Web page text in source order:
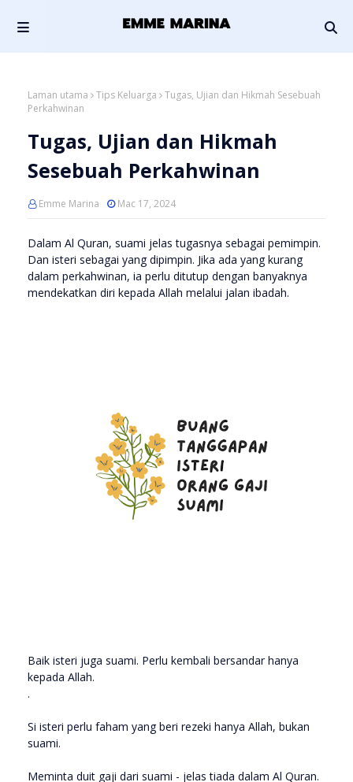
Laman utama Tips Keluarga
Tugas, Ujian dan Hikmah Sesebuah
Perkahwinan
Tugas, Ujian dan Hikmah
Sesebuah Perkahwinan
Emme Marina Mac 17, 2024
Dalam Al Quran, suami jelas tugasnya sebagai pemimpin.
Dan isteri sebagai yang dipimpin. Jika ada yang kurang
dalam perkahwinan, ia perlu ditutup dengan banyaknya
mendekatkan diri kepada Allah melalui jalan ibadah.
Baik isteri juga suami. Perlu kembali bersandar hanya
kepada Allah.
.
Si isteri perlu faham yang beri rezeki hanya Allah, bukan
suami.
Meminta duit gaji dari suami - jelas tiada dalam Al Quran.